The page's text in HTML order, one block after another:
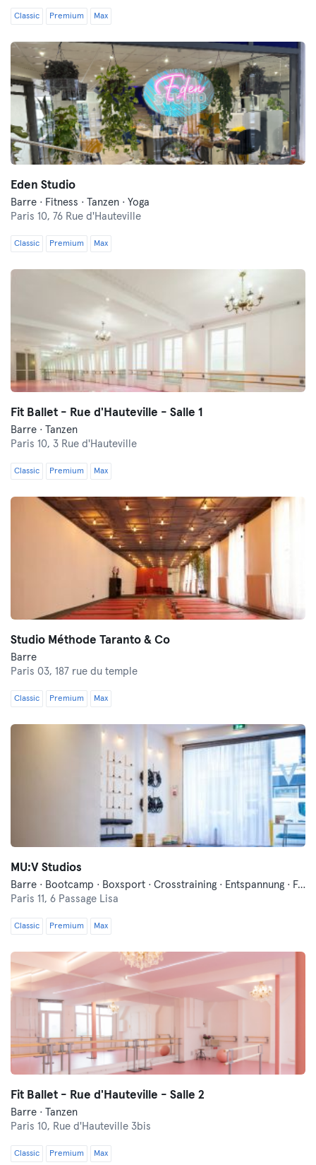
Classic Premium Max
Eden Studio
Barre · Fitness · Tanzen · Yoga
Paris 10, 76 Rue d'Hauteville
Classic Premium Max
Fit Ballet - Rue d'Hauteville - Salle 1
Barre · Tanzen
Paris 10, 3 Rue d'Hauteville
Classic Premium Max
Studio Méthode Taranto & Co
Barre
Paris 03, 187 rue du temple
Classic Premium Max
MU:V Studios
Barre · Bootcamp · Boxsport · Crosstraining · Entspannung · Fahrrad fahren · Fitness · Funktionelles Training · Pilates · Tanzen · Yoga
Paris 11, 6 Passage Lisa
Classic Premium Max
Fit Ballet - Rue d'Hauteville - Salle 2
Barre · Tanzen
Paris 10, Rue d'Hauteville 3bis
Classic Premium Max